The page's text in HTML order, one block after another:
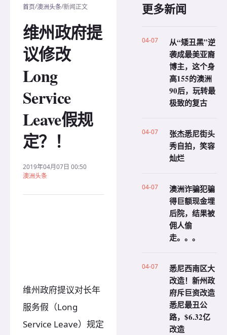
首页/澳洲头条/新闻正文
维州政府提
议修改
Long
Service
Leave假规
定？！
2019年04月07日 00:50
澳洲头条
维州政府提议对长年
服务假（Long
Service Leave）规定
更多新闻
04-07
从“矮丑黑”逆
袭成最美亚裔
博主，这个身
高155的澳洲
90后，玩转最
极致的复古
04-07
张杰悉尼街头
秀自拍，笑容
灿烂
04-07
澳洲诈骗犯骗
得巨额现金埋
后院，结果被
佣人偷
走。。。
04-07
悉尼西南区大
改造！新州政
府斥巨资改造
悉尼最丑公
路，$6.32亿
改造